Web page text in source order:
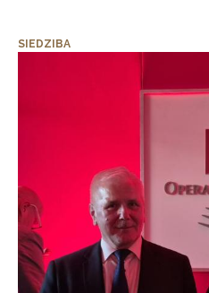
SIEDZIBA